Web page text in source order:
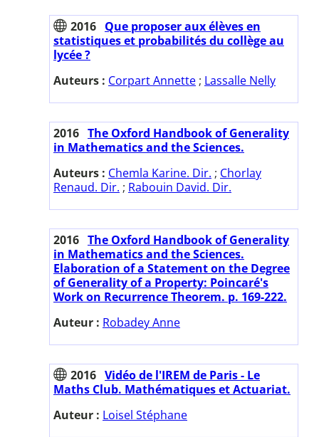
2016 Que proposer aux élèves en
statistiques et probabilités du collège au
lycée ?
Auteurs : Corpart Annette ; Lassalle Nelly
2016 The Oxford Handbook of Generality
in Mathematics and the Sciences.
Auteurs : Chemla Karine. Dir. ; Chorlay
Renaud. Dir. ; Rabouin David. Dir.
2016 The Oxford Handbook of Generality
in Mathematics and the Sciences.
Elaboration of a Statement on the Degree
of Generality of a Property: Poincaré's
Work on Recurrence Theorem. p. 169-222.
Auteur : Robadey Anne
2016 Vidéo de l'IREM de Paris - Le
Maths Club. Mathématiques et Actuariat.
Auteur : Loisel Stéphane